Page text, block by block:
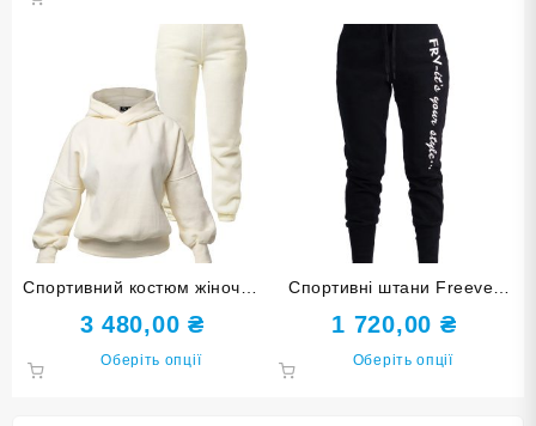
Спортивний костюм жіночий
Freever AF 5613 бежевий
3 480,00 ₴
Оберіть опції
Спортивні штани Freever
WF 5819 чорні
1 720,00 ₴
Оберіть опції